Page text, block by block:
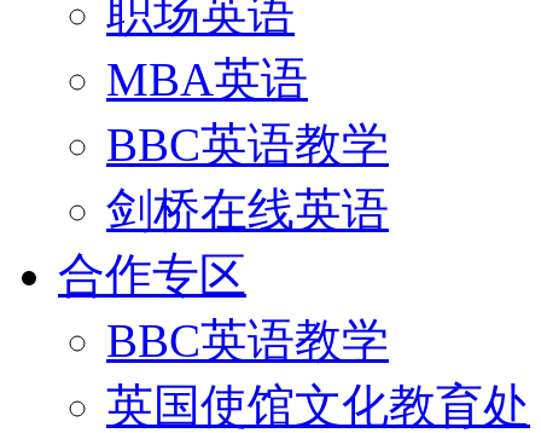
职场英语
MBA英语
BBC英语教学
剑桥在线英语
合作专区
BBC英语教学
英国使馆文化教育处